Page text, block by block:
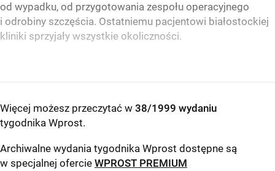
od wypadku, od przygotowania zespołu operacyjnego
i odrobiny szczęścia. Ostatniemu pacjentowi białostockiej
kliniki sprzyjały wszystkie okoliczności.
Więcej możesz przeczytać w 38/1999 wydaniu
tygodnika Wprost.
Archiwalne wydania tygodnika Wprost dostępne są
w specjalnej ofercie WPROST PREMIUM